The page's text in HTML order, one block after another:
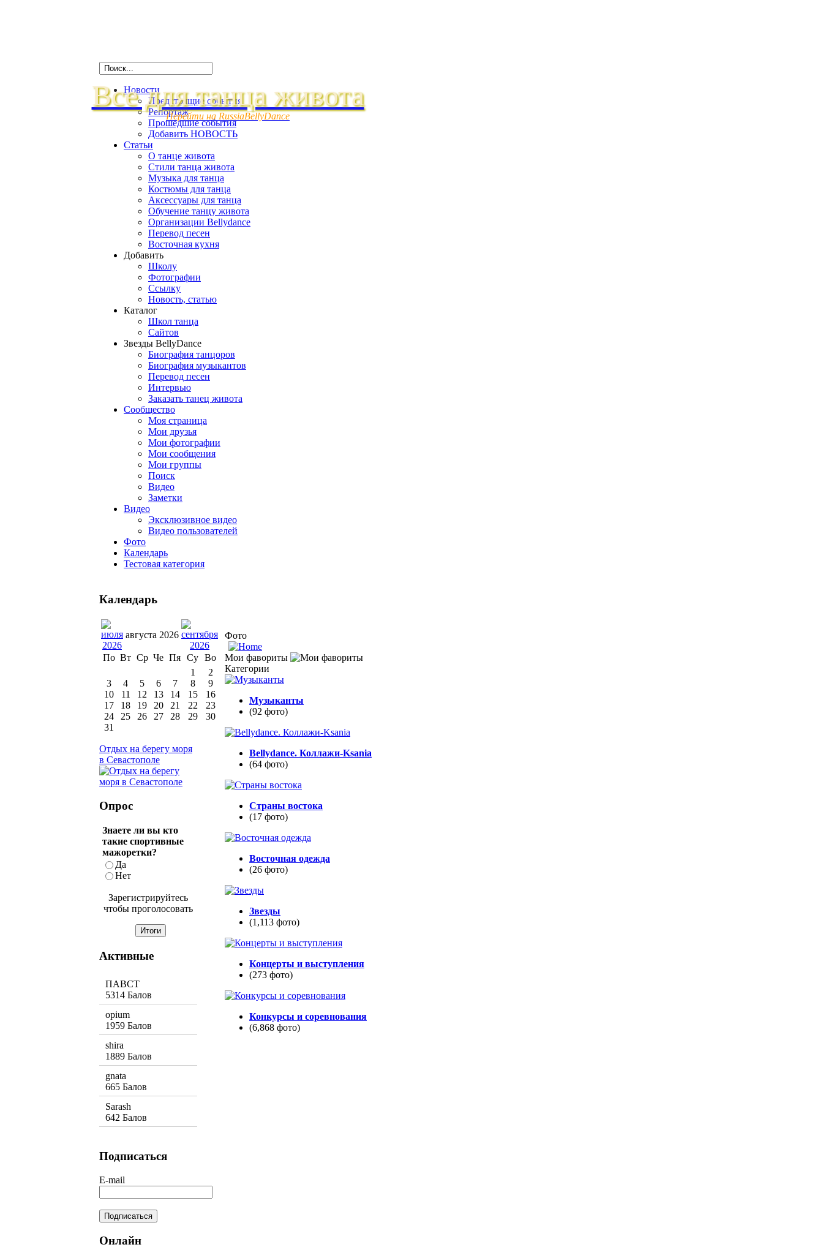
Все для танца живота
Перейти на RussiaBellyDance
Новости
Предстоящие события
Репортаж
Прошедшие события
Добавить НОВОСТЬ
Статьи
О танце живота
Стили танца живота
Музыка для танца
Костюмы для танца
Аксессуары для танца
Обучение танцу живота
Организации Bellydance
Перевод песен
Восточная кухня
Добавить
Школу
Фотографии
Ссылку
Новость, статью
Каталог
Школ танца
Сайтов
Звезды BellyDance
Биография танцоров
Биография музыкантов
Перевод песен
Интервью
Заказать танец живота
Сообщество
Моя страница
Мои друзья
Мои фотографии
Мои сообщения
Мои группы
Поиск
Видео
Заметки
Видео
Эксклюзивное видео
Видео пользователей
Фото
Календарь
Тестовая категория
Фото
Мои фавориты
Категории
Музыканты
(92 фото)
Bellydance. Коллажи-Ksania
(64 фото)
Страны востока
(17 фото)
Восточная одежда
(26 фото)
Звезды
(1,113 фото)
Концерты и выступления
(273 фото)
Конкурсы и соревнования
(6,868 фото)
Календарь
августа 2026
По Вт Ср Че Пя Су Во
1
2
3
4 5 6 7 8
9
10
11 12 13 14 15
16
17
18 19 20 21 22
23
24
25 26 27 28 29
30
31
Отдых на берегу моря
в Севастополе
Опрос
Знаете ли вы кто
такие спортивные
мажоретки?
Да
Нет
Зарегистрируйтесь
чтобы проголосовать
Активные
ПАВСТ
5314 Балов
opium
1959 Балов
shira
1889 Балов
gnata
665 Балов
Sarash
642 Балов
Подписаться
E-mail
Онлайн